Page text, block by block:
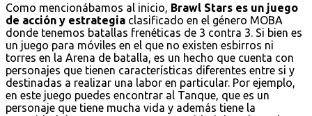
Como mencionábamos al inicio, Brawl Stars es un juego
de acción y estrategia clasificado en el género MOBA
donde tenemos batallas frenéticas de 3 contra 3. Si bien es
un juego para móviles en el que no existen esbirros ni
torres en la Arena de batalla, es un hecho que cuenta con
personajes que tienen características diferentes entre si y
destinadas a realizar una labor en particular. Por ejemplo,
en este juego puedes encontrar al Tanque, que es un
personaje que tiene mucha vida y además tiene la